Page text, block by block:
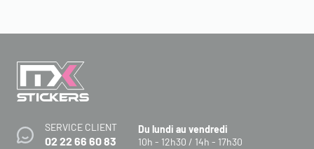
SERVICE CLIENT
02 22 66 60 83
Du lundi au vendredi
10h - 12h30 / 14h - 17h30